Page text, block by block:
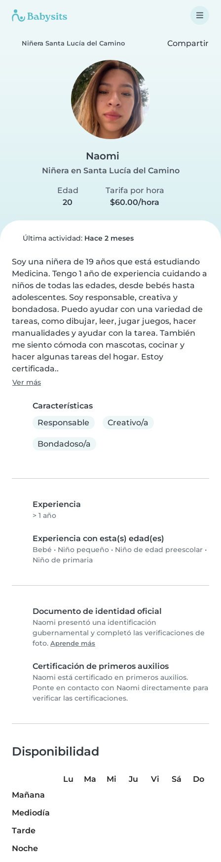
Niñera Santa Lucía del Camino Compartir
Naomi
Niñera en Santa Lucía del Camino
Edad
20
Tarifa por hora
$60.00/hora
Última actividad: Hace 2 meses
Soy una niñera de 19 años que está estudiando
Medicina. Tengo 1 año de experiencia cuidando a
niños de todas las edades, desde bebés hasta
adolescentes. Soy responsable, creativa y
bondadosa. Puedo ayudar con una variedad de
tareas, como dibujar, leer, jugar juegos, hacer
manualidades y ayudar con la tarea. También
me siento cómoda con mascotas, cocinar y
hacer algunas tareas del hogar. Estoy
certificada..
Ver más
Características
Responsable
Creativo/a
Bondadoso/a
Experiencia
> 1 año
Experiencia con esta(s) edad(es)
Bebé • Niño pequeño • Niño de edad preescolar •
Niño de primaria
Documento de identidad oficial
Naomi presentó una identificación
gubernamental y completó las verificaciones de
foto. Aprende más
Certificación de primeros auxilios
Naomi está certificado en primeros auxilios.
Ponte en contacto con Naomi directamente para
verificar las certificaciones.
Disponibilidad
Lu Ma Mi Ju Vi Sá
Do
Mañana
Mediodía
Tarde
Noche